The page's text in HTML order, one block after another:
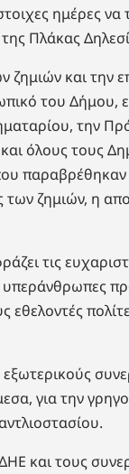
ημέρες να
Πλάκας
ζημιών και την
του Δήμου,
την
όλους τους
παραβρέθηκαν
ζημιών, η
τις
εξωτερικούς
για την
και τους